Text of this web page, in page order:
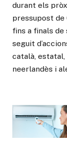
durant els
pressupost de
fins a finals
seguit
català, estatal,
neerlandès i